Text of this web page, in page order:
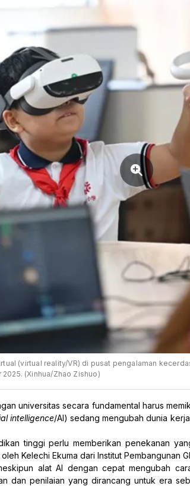
(virtual reality/VR) di pusat pengalaman
(Xinhua/Zhao Zishuo)
universitas secara fundamental harus
intelligence/AI) sedang mengubah dunia
tinggi perlu memberikan penekanan
Kelechi Ekuma dari Institut Pembangunan
alat AI dengan cepat mengubah
dan penilaian yang dirancang untuk era